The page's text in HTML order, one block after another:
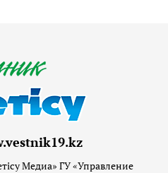
Медиа» ГУ «Управление